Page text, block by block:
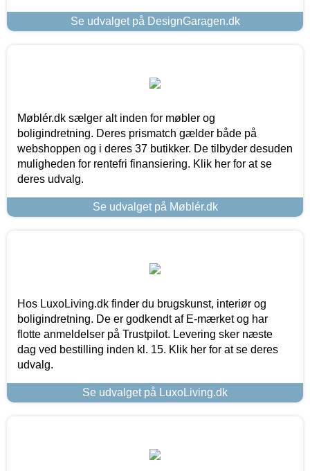
Se udvalget på DesignGaragen.dk
Møblér.dk sælger alt inden for møbler og
boligindretning. Deres prismatch gælder både på
webshoppen og i deres 37 butikker. De tilbyder desuden
muligheden for rentefri finansiering. Klik her for at se
deres udvalg.
Se udvalget på Møblér.dk
Hos LuxoLiving.dk finder du brugskunst, interiør og
boligindretning. De er godkendt af E-mærket og har
flotte anmeldelser på Trustpilot. Levering sker næste
dag ved bestilling inden kl. 15. Klik her for at se deres
udvalg.
Se udvalget på LuxoLiving.dk